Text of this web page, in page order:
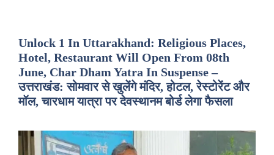
Unlock 1 In Uttarakhand: Religious Places,
Hotel, Restaurant Will Open From 08th
June, Char Dham Yatra In Suspense –
उत्तराखंड: सोमवार से खुलेंगे मंदिर, होटल, रेस्टोरेंट और
मॉल, चारधाम यात्रा पर देवस्थानम बोर्ड लेगा फैसला